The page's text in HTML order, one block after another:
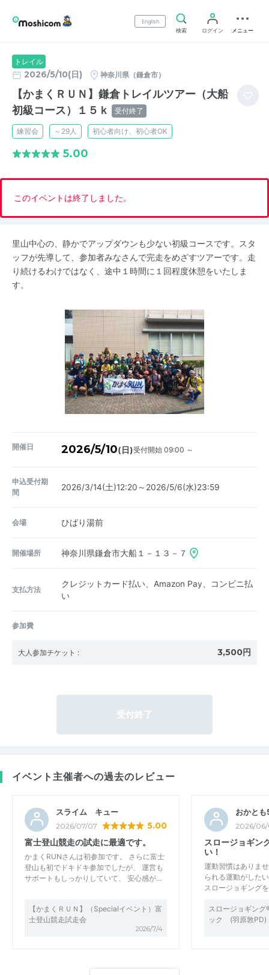
English
検索
ログイン メニュー
トレイル
2026/5/10(日) 神奈川県（鎌倉市）
【かまくＲＵＮ】鎌倉トレイルツアー（大船
初級コース）１５ｋ
受付終了
練習会 ～29人 初心者向け、初心者OK
5.00
このイベントは終了しました。
里山中心の、静かでアップダウンも少ない初級コースです。スタ
ッフが先導して、参加者みなさんで完走をめざすツアーです。走
り続けるわけではなく、途中１時間に１回程度休憩をいたしま
す。
開催日 2026/5/10(日)受付開始 09:00 ～
申込受付期
間
2026/3/14(土)12:20～2026/5/6(水)23:59
会場 ひばり湯前
開催場所 神奈川県鎌倉市大船１－１３－７
支払方法
クレジットカード払い、Amazon Pay、コンビニ払
い
参加費
大人参加チケット : 3,500円
受付終了
イベント主催者への過去のレビュー
スライム キュー
2026/07/07 5.00
富士登山競走の試走に最適です。
かまくRUNさんは初参加です。 さらに富士
登山も初でドキドキ参加でしたが、 運営も
サポートもしっかりしていて、 安心感が…
【かまくＲＵＮ】（Specialイベント）富
士登山競走試走会
2026/7/4
おかと
2026/
スロージョギン
い！
運動習慣はありま
られる運動がした
スロージョギング
スロージョギン
ック (羽原敦PD)